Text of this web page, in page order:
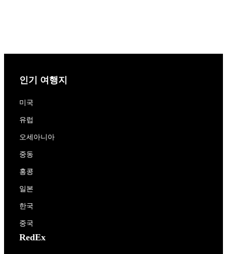
인기 여행지
미국
유럽
오세아니아
중동
홍콩
일본
한국
중국
RedEx